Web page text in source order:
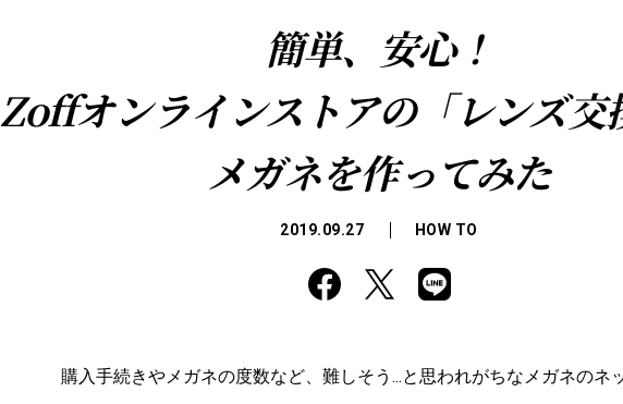
簡単、安心！
Zoffオンラインストアの「レンズ交
メガネを作ってみた
2019.09.27 HOW TO
購入手続きやメガネの度数など、難しそう...と思われがちなメガネのネ